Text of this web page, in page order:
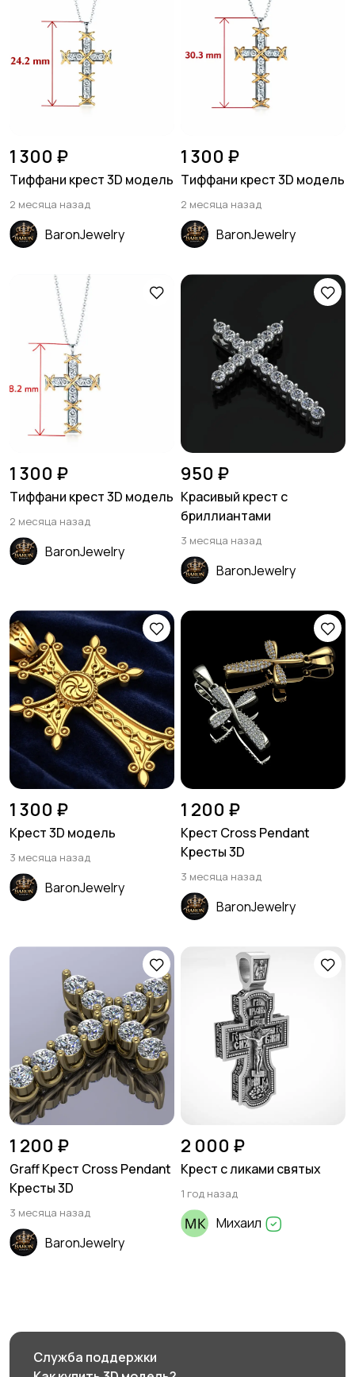
1 300 ₽
Тиффани крест 3D модель
2 месяца назад
BaronJewelry
1 300 ₽
Тиффани крест 3D модель
2 месяца назад
BaronJewelry
1 300 ₽
Тиффани крест 3D модель
2 месяца назад
BaronJewelry
950 ₽
Красивый крест с
бриллиантами
3 месяца назад
BaronJewelry
1 300 ₽
Крест 3D модель
3 месяца назад
BaronJewelry
1 200 ₽
Крест Cross Pendant
Кресты 3D
3 месяца назад
BaronJewelry
1 200 ₽
Graff Крест Cross Pendant
Кресты 3D
3 месяца назад
BaronJewelry
2 000 ₽
Крест с ликами святых
1 год назад
Михаил
Служба поддержки